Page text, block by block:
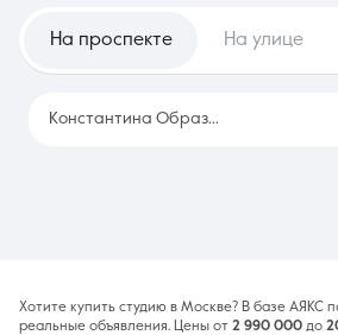
На проспекте На улице
Константина Образцова
Хотите купить студию в Москве? В базе АЯКС
реальные объявления. Цены от 2 990 000 до